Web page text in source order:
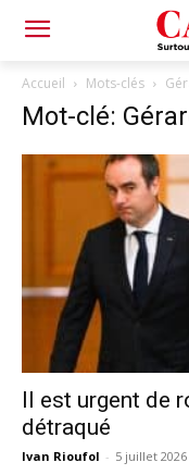
Accueil Mots-clés
Mot-clé:
Il est urgent de
détraqué
Ivan Rioufol - 5 juillet 2026